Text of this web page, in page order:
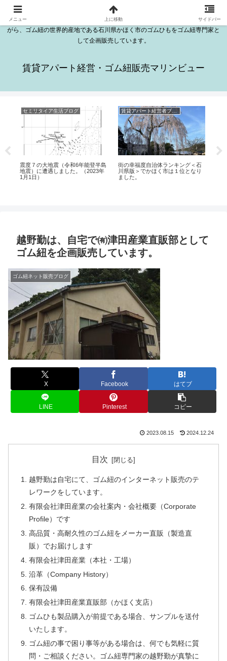
石川県かほく市木津にある日本海が見える2DKのきれいな部屋が16室ある賃貸
アパートはマリンビューです。マリンビューの越野勤は、セミリタイアをしな
がら、ゴム紐の世界的産地である石川県かほく市のゴムひもをゴム紐専門家と
して企画販売しています。
賃貸アパート経営・ゴム紐販売マリンビュー
セミリタイア生活ブログ
震度７の大地震（令和6年能登半島
地震）に遭遇しました。（2023年
1月1日）
街の幸福度自治体ランキング＜石
川県版＞でかほく市は１位となり
ました。
越野勤は、自宅で㈲津田産業直販部として
ゴム紐を企画販売しています。
ゴム紐ネット販売ブログ
X Facebook はてブ
LINE Pinterest コピー
2023.08.15 2024.12.24
目次
越野勤は自宅にて、ゴム紐のインターネット販売のテ
レワークをしています。
有限会社津田産業の会社案内・会社概要（Corporate
Profile）です
高品質・高耐久性のゴム紐をメーカー直販（製造直
販）でお届けします
有限会社津田産業（本社・工場）
沿革（Company History）
保有設備
有限会社津田産業直販部（かほく支店）
ゴムひも製品購入が前提である場合、サンプルを送付
いたします。
ゴム紐の事で困り事等がある場合は、何でも気軽に質
問・ご相談ください。ゴム紐専門家の越野勤が真摯に
メニュー 上に移動 サイドバー